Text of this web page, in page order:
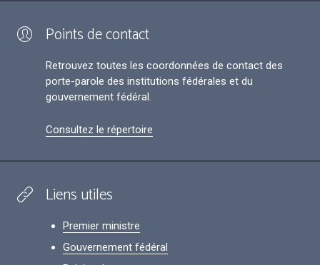
Points de contact
Retrouvez toutes les coordonnées de contact des
porte-parole des institutions fédérales et du
gouvernement fédéral.
Consultez le répertoire
Liens utiles
Premier ministre
Gouvernement fédéral